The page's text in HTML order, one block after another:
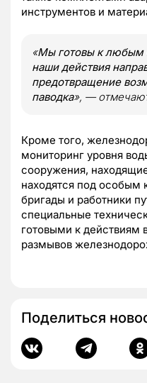
инструментов и
«Мы готовы к любым
наши действия
предотвращение
паводка», —
Кроме того,
мониторинг уровня
сооружения,
находятся под особым
бригады и работники
специальные
готовыми к действиям
размывов
Поделиться